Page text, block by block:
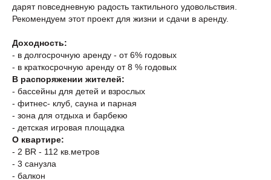
дарят повседневную радость тактильного удовольствия.
Рекомендуем этот проект для жизни и сдачи в аренду.
Доходность:
- в долгосрочную аренду - от 6% годовых
- в краткосрочную аренду от 8 % годовых
В распоряжении жителей:
- бассейны для детей и взрослых
- фитнес- клуб, сауна и парная
- зона для отдыха и барбекю
- детская игровая площадка
О квартире:
- 2 BR - 112 кв.метров
- 3 санузла
- балкон